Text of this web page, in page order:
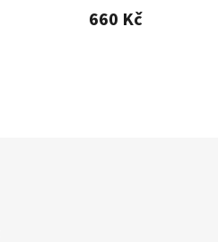
660 Kč